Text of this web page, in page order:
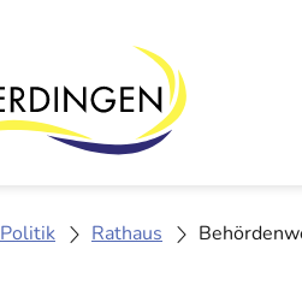
Rathaus